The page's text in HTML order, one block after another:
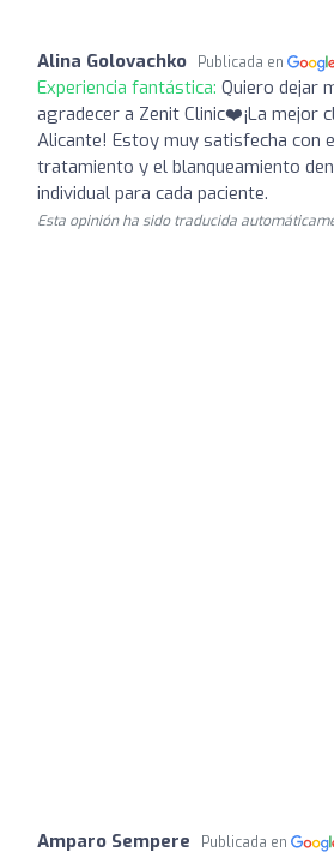
Alina Golovachko Publicada en
Experiencia fantástica: Quiero dejar
agradecer a Zenit Clinic❤️¡La mejor
Alicante! Estoy muy satisfecha con
tratamiento y el blanqueamiento
individual para cada paciente.
Esta opinión ha sido traducida
Amparo Sempere Publicada en